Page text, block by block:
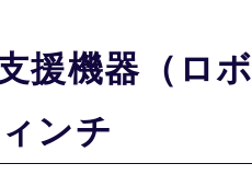
援機器（ロ
ンチ